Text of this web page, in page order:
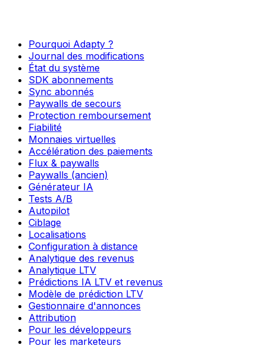
Pourquoi Adapty ?
Journal des modifications
État du système
SDK abonnements
Sync abonnés
Paywalls de secours
Protection remboursement
Fiabilité
Monnaies virtuelles
Accélération des paiements
Flux & paywalls
Paywalls (ancien)
Générateur IA
Tests A/B
Autopilot
Ciblage
Localisations
Configuration à distance
Analytique des revenus
Analytique LTV
Prédictions IA LTV et revenus
Modèle de prédiction LTV
Gestionnaire d'annonces
Attribution
Pour les développeurs
Pour les marketeurs